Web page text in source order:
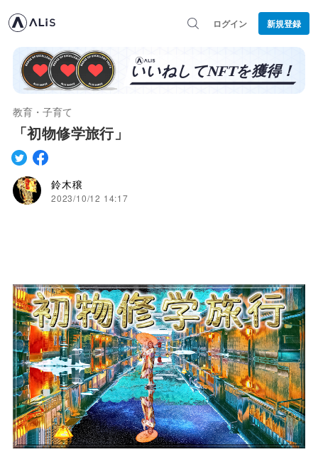
ログイン 新規登録
教育・子育て
「初物修学旅行」
鈴木穣
2023/10/12 14:17